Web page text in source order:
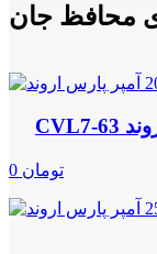
محافظ جان
0 تومان